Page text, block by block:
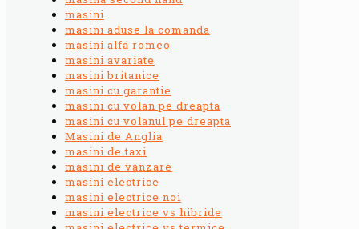
masini
masini aduse la comanda
masini alfa romeo
masini avariate
masini britanice
masini cu garantie
masini cu volan pe dreapta
masini cu volanul pe dreapta
Masini de Anglia
masini de taxi
masini de vanzare
masini electrice
masini electrice noi
masini electrice vs hibride